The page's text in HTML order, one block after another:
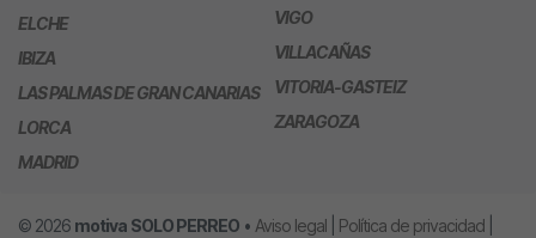
ELCHE
IBIZA
LAS PALMAS DE GRAN CANARIAS
LORCA
MADRID
VIGO
VILLACAÑAS
VITORIA-GASTEIZ
ZARAGOZA
© 2026 motiva SOLO PERREO • Aviso legal Política de privacidad